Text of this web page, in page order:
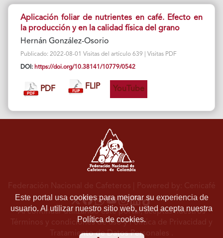
Aplicación foliar de nutrientes en café. Efecto en
la producción y en la calidad física del grano
Hernán González-Osorio
Publicado: 2022-08-01 Visitas del artículo 639 | Visitas PDF
DOI: https://doi.org/10.38141/10779/0542
PDF FLIP YouTube
Este portal usa cookies para mejorar su experiencia de
usuario. Al utilizar nuestro sitio web, usted acepta nuestra
Política de cookies.
Federación Nacional de Cafeteros | Powered by: Cenicafé
Al continuar utilizando este portal, aceptas nuestros
Términos y condiciones de usoyPolítica de Privacidad y
Tratamiento de Datos Personales